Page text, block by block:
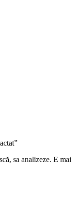
sa analizeze. E mai